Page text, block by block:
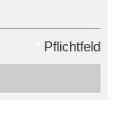
Pflichtfeld